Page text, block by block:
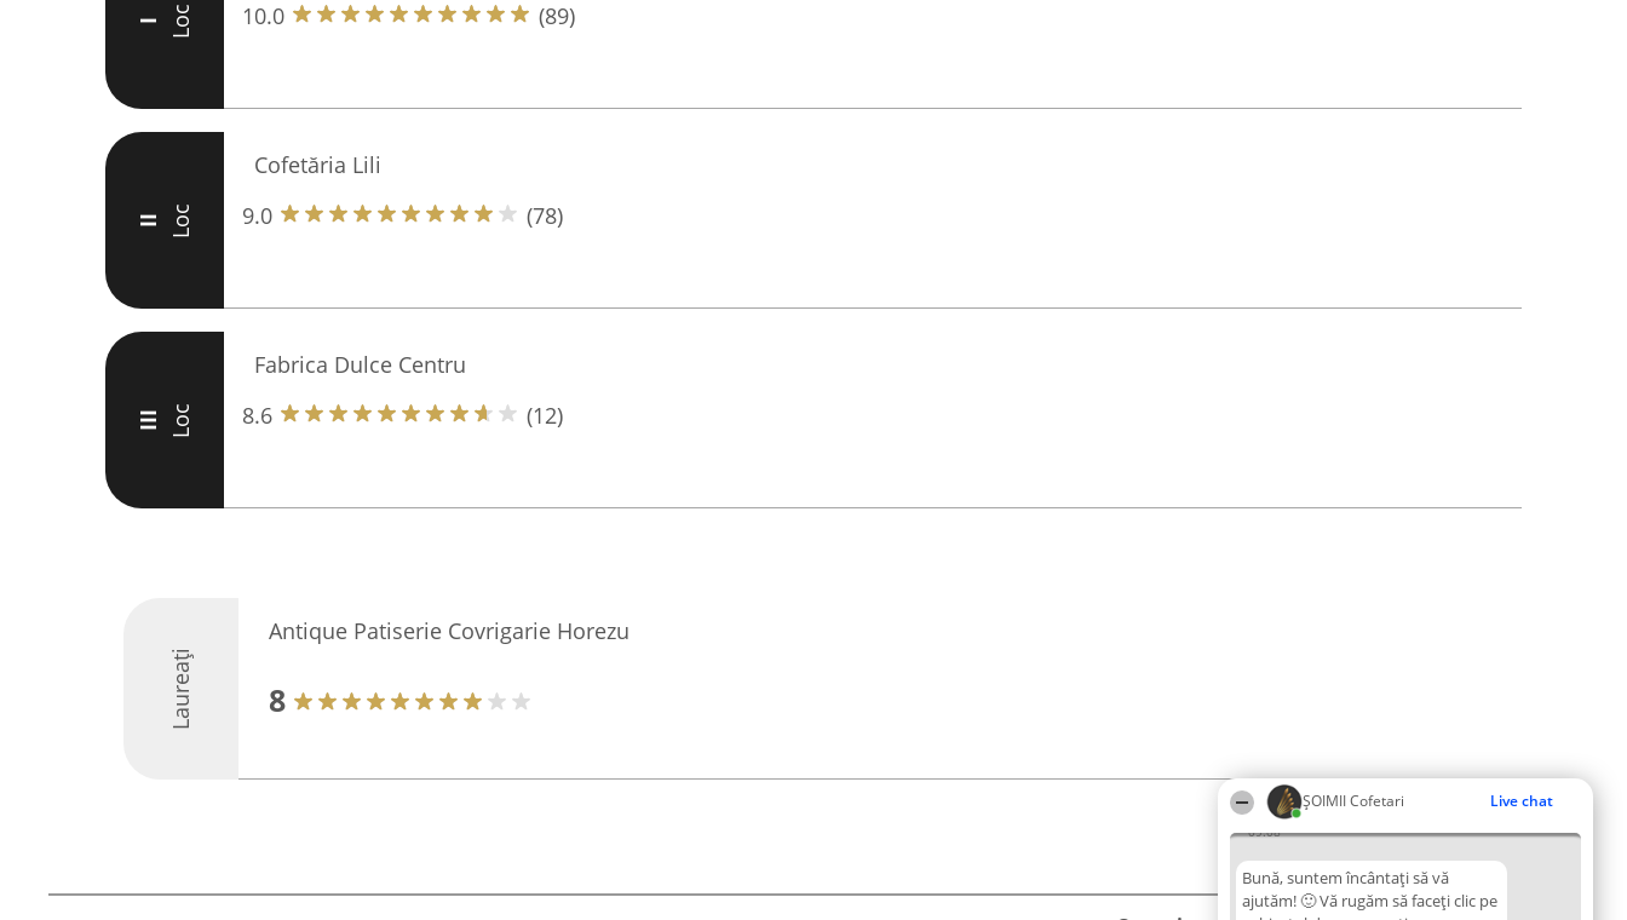
ȘOIMII Cofetari Live chat
09:08
Bună, suntem încântați să vă
ajutăm! 🙂 Vă rugăm să faceți clic pe
I Loc
10.0
(89)
II Loc
Cofetăria Lili
9.0
(78)
III Loc
Fabrica Dulce Centru
8.6
(12)
Laureați
Antique Patiserie Covrigarie Horezu
8